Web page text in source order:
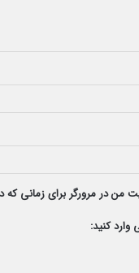
من در مرورگر برای زمانی
وارد کنید: